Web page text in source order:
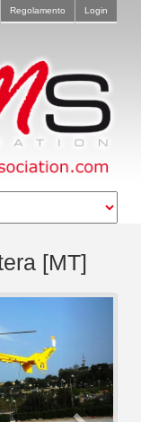
Regolamento Login
[MT]